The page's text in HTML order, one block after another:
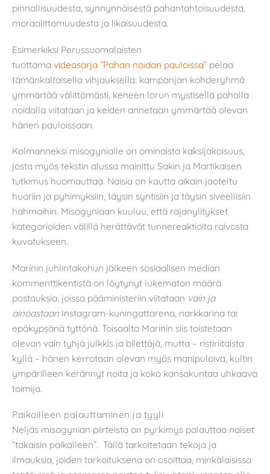
pinnallisuudesta, synnynnäisestä pahantahtoisuudesta,
moraalittomuudesta ja likaisuudesta.
Esimerkiksi Perussuomalaisten
tuottama videosarja ”Pahan noidan pauloissa” pelaa
tämänkaltaisella vihjauksella: kampanjan kohderyhmä
ymmärtää välittömästi, keneen lorun mystisellä pahalla
noidalla viitataan ja keiden annetaan ymmärtää olevan
hänen pauloissaan.
Kolmanneksi misogynialle on ominaista kaksijakoisuus,
josta myös tekstin alussa mainittu Sakin ja Martikaisen
tutkimus huomauttaa. Naisia on kautta aikain jaoteltu
huoriin ja pyhimyksiin, täysin syntisiin ja täysin siveellisiin
hahmoihin. Misogyniaan kuuluu, että rajanylitykset
kategorioiden välillä herättävät tunnereaktioita raivosta
kuvotukseen.
Marinin juhlintakohun jälkeen sosiaalisen median
kommenttikentistä on löytynyt lukematon määrä
postauksia, joissa pääministeriin viitataan vain ja
ainoastaan Instagram-kuningattarena, narkkarina tai
epäkypsänä tyttönä. Toisaalta Marinin siis toistetaan
olevan vain tyhjä julkkis ja bilettäjä, mutta – ristiriitaista
kyllä – hänen kerrotaan olevan myös manipuloiva, kultin
ympärilleen kerännyt noita ja koko kansakuntaa uhkaava
toimija.
Paikoilleen palauttaminen ja tyyli
Neljäs misogynian piirteistä on pyrkimys palauttaa naiset
”takaisin paikalleen”. Tällä tarkoitetaan tekoja ja
ilmauksia, joiden tarkoituksena on osoittaa, minkälaisissa